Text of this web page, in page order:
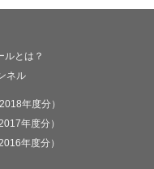
ルとは？
ネル
年度分）
年度分）
年度分）